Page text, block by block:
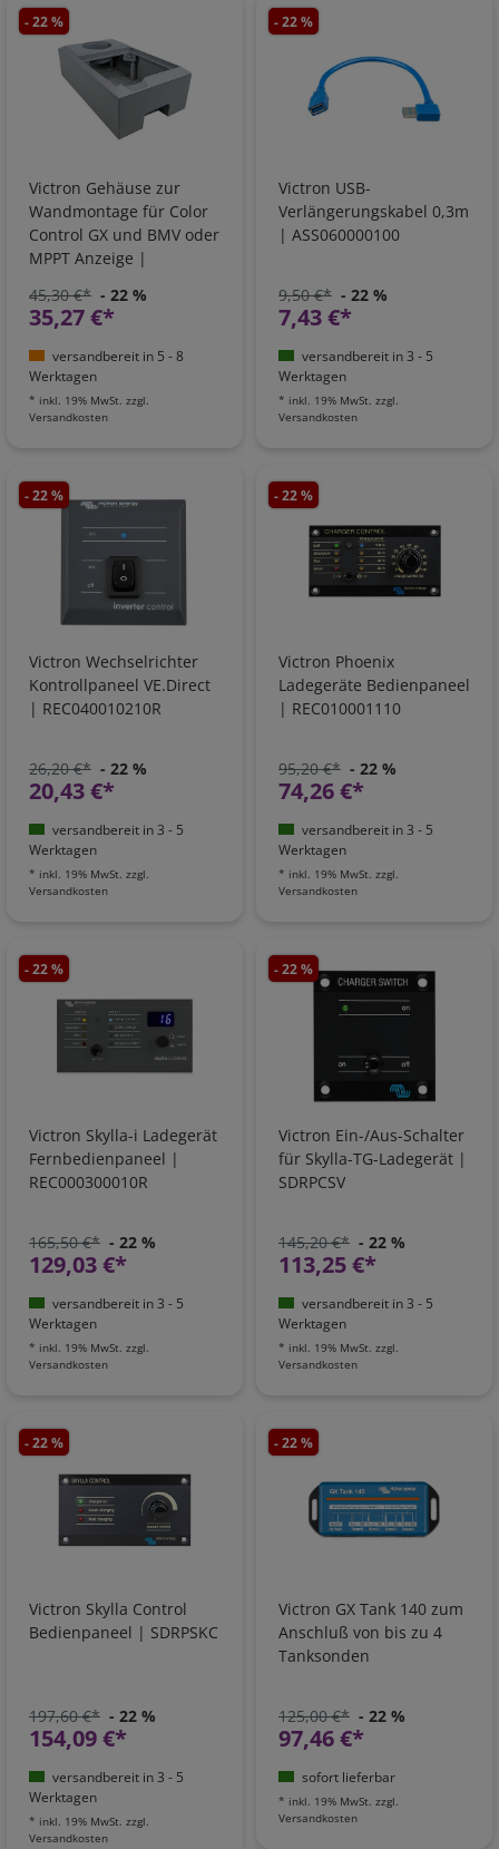
- 22 %
Victron Gehäuse zur
Wandmontage für Color
Control GX und BMV oder
MPPT Anzeige |
45,30 €* - 22 %
35,27 €*
versandbereit in 5 - 8
Werktagen
* inkl. 19% MwSt. zzgl.
Versandkosten
- 22 %
Victron USB-
Verlängerungskabel 0,3m
| ASS060000100
9,50 €* - 22 %
7,43 €*
versandbereit in 3 - 5
Werktagen
* inkl. 19% MwSt. zzgl.
Versandkosten
- 22 %
Victron Wechselrichter
Kontrollpaneel VE.Direct
| REC040010210R
26,20 €* - 22 %
20,43 €*
versandbereit in 3 - 5
Werktagen
* inkl. 19% MwSt. zzgl.
Versandkosten
- 22 %
Victron Phoenix
Ladegeräte Bedienpaneel
| REC010001110
95,20 €* - 22 %
74,26 €*
versandbereit in 3 - 5
Werktagen
* inkl. 19% MwSt. zzgl.
Versandkosten
- 22 %
Victron Skylla-i Ladegerät
Fernbedienpaneel |
REC000300010R
165,50 €* - 22 %
129,03 €*
versandbereit in 3 - 5
Werktagen
* inkl. 19% MwSt. zzgl.
Versandkosten
- 22 %
Victron Ein-/Aus-Schalter
für Skylla-TG-Ladegerät |
SDRPCSV
145,20 €* - 22 %
113,25 €*
versandbereit in 3 - 5
Werktagen
* inkl. 19% MwSt. zzgl.
Versandkosten
- 22 %
Victron Skylla Control
Bedienpaneel | SDRPSKC
197,60 €* - 22 %
154,09 €*
versandbereit in 3 - 5
Werktagen
* inkl. 19% MwSt. zzgl.
Versandkosten
- 22 %
Victron GX Tank 140 zum
Anschluß von bis zu 4
Tanksonden
125,00 €* - 22 %
97,46 €*
sofort lieferbar
* inkl. 19% MwSt. zzgl.
Versandkosten